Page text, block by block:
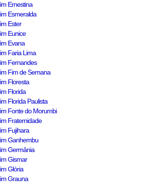
Ernestina
Esmeralda
Ester
Eunice
Evana
Faria Lima
Fernandes
Fim de Semana
Floresta
Florida
Florida Paulista
Fonte do Morumbi
Fraternidade
Fujihara
Ganhembu
Germânia
Gismar
Glória
Grauna